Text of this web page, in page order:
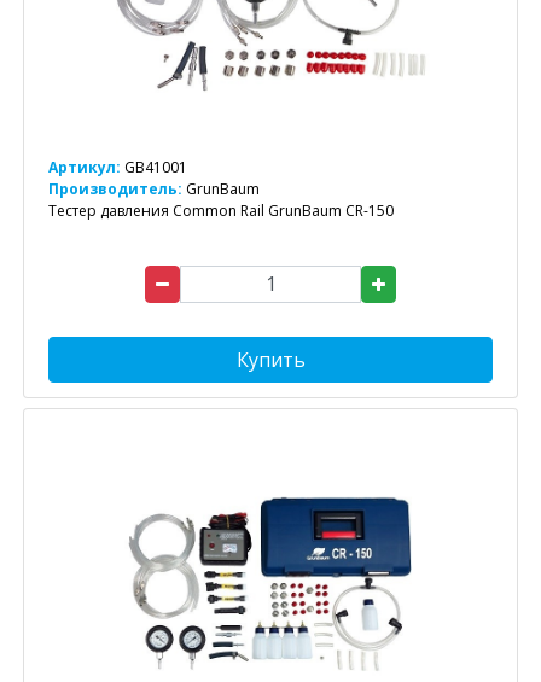
Артикул: GB41001
Производитель: GrunBaum
Тестер давления Common Rail GrunBaum CR-150
Купить